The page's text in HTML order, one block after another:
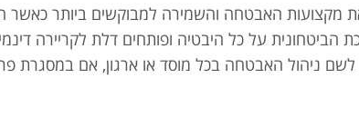
מקצועות האבטחה והשמירה למבוקשים ביותר כאשר
על כל היבטיה ופותחים דלת לקריירה
לשם ניהול האבטחה בכל מוסד או ארגון, אם במסגרת